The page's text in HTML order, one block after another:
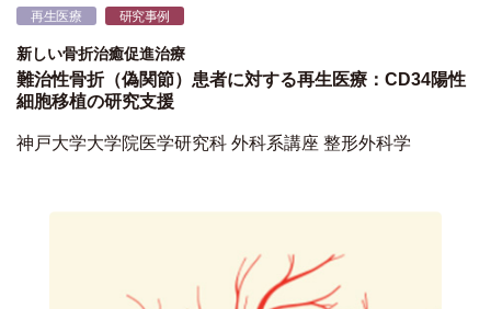
再生医療 研究事例
新しい骨折治癒促進治療
難治性骨折（偽関節）患者に対する再生医療：CD34陽性
細胞移植の研究支援
神戸大学大学院医学研究科 外科系講座 整形外科学